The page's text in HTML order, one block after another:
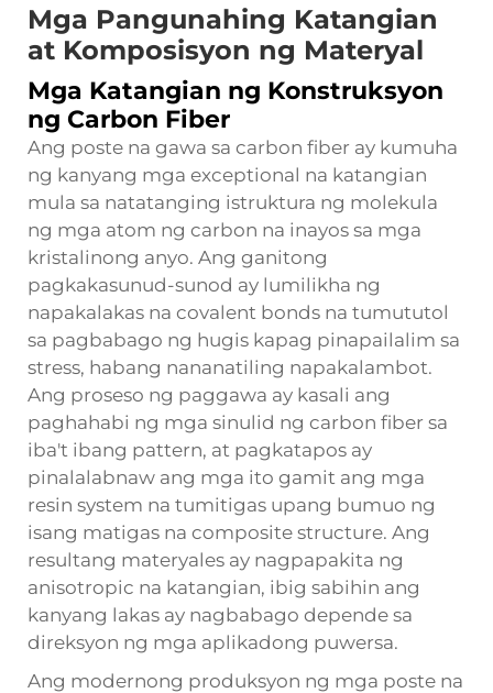
Mga Pangunahing Katangian
at Komposisyon ng Materyal
Mga Katangian ng Konstruksyon
ng Carbon Fiber
Ang poste na gawa sa carbon fiber ay kumuha
ng kanyang mga exceptional na katangian
mula sa natatanging istruktura ng molekula
ng mga atom ng carbon na inayos sa mga
kristalinong anyo. Ang ganitong
pagkakasunud-sunod ay lumilikha ng
napakalakas na covalent bonds na tumututol
sa pagbabago ng hugis kapag pinapailalim sa
stress, habang nananatiling napakalambot.
Ang proseso ng paggawa ay kasali ang
paghahabi ng mga sinulid ng carbon fiber sa
iba't ibang pattern, at pagkatapos ay
pinalalabnaw ang mga ito gamit ang mga
resin system na tumitigas upang bumuo ng
isang matigas na composite structure. Ang
resultang materyales ay nagpapakita ng
anisotropic na katangian, ibig sabihin ang
kanyang lakas ay nagbabago depende sa
direksyon ng mga aplikadong puwersa.
Ang modernong produksyon ng mga poste na